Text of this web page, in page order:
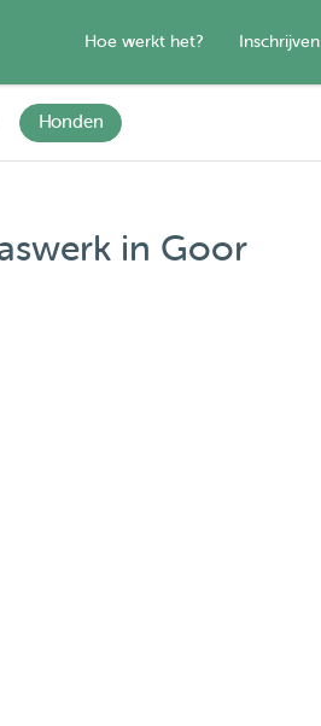
Hoe werkt het? Inschrijven
Honden
in Goor